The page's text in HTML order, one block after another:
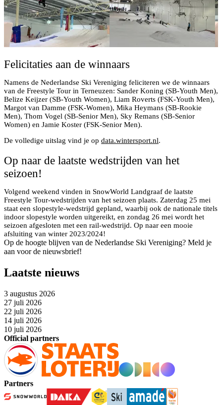
Felicitaties aan de winnaars
Namens de Nederlandse Ski Vereniging feliciteren we de winnaars
van de Freestyle Tour in Terneuzen: Sander Koning (SB-Youth Men),
Belize Keijzer (SB-Youth Women), Liam Roverts (FSK-Youth Men),
Margot van Damme (FSK-Women), Mika Heymans (SB-Rookie
Men), Thom Vogel (SB-Senior Men), Sky Remans (SB-Senior
Women) en Jamie Koster (FSK-Senior Men).
De volledige uitslag vind je op data.wintersport.nl.
Op naar de laatste wedstrijden van het
seizoen!
Volgend weekend vinden in SnowWorld Landgraaf de laatste
Freestyle Tour-wedstrijden van het seizoen plaats. Zaterdag 25 mei
staat een slopestyle-wedstrijd gepland, waarbij ook de nationale titels
indoor slopestyle worden uitgereikt, en zondag 26 mei wordt het
seizoen afgesloten met een rail-wedstrijd. Op naar een mooie
afsluiting van winter 2023/2024!
Op de hoogte blijven van de Nederlandse Ski Vereniging? Meld je
aan voor de nieuwsbrief!
Laatste nieuws
3 augustus 2026
27 juli 2026
22 juli 2026
14 juli 2026
10 juli 2026
Official partners
Partners